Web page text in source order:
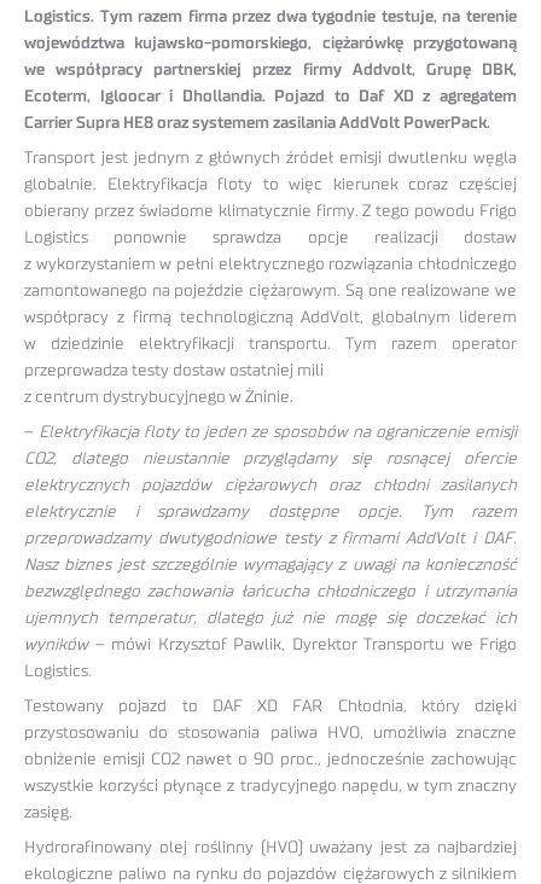
Logistics. Tym razem firma przez dwa tygodnie testuje, na terenie
województwa kujawsko-pomorskiego, ciężarówkę przygotowaną
we współpracy partnerskiej przez firmy Addvolt, Grupę DBK,
Ecoterm, Igloocar i Dhollandia. Pojazd to Daf XD z agregatem
Carrier Supra HE8 oraz systemem zasilania AddVolt PowerPack.
Transport jest jednym z głównych źródeł emisji dwutlenku węgla
globalnie. Elektryfikacja floty to więc kierunek coraz częściej
obierany przez świadome klimatycznie firmy. Z tego powodu Frigo
Logistics ponownie sprawdza opcje realizacji dostaw
z wykorzystaniem w pełni elektrycznego rozwiązania chłodniczego
zamontowanego na pojeździe ciężarowym. Są one realizowane we
współpracy z firmą technologiczną AddVolt, globalnym liderem
w dziedzinie elektryfikacji transportu. Tym razem operator
przeprowadza testy dostaw ostatniej mili
z centrum dystrybucyjnego w Żninie.
– Elektryfikacja floty to jeden ze sposobów na ograniczenie emisji
CO2, dlatego nieustannie przyglądamy się rosnącej ofercie
elektrycznych pojazdów ciężarowych oraz chłodni zasilanych
elektrycznie i sprawdzamy dostępne opcje. Tym razem
przeprowadzamy dwutygodniowe testy z firmami AddVolt i DAF.
Nasz biznes jest szczególnie wymagający z uwagi na konieczność
bezwzględnego zachowania łańcucha chłodniczego i utrzymania
ujemnych temperatur, dlatego już nie mogę się doczekać ich
wyników – mówi Krzysztof Pawlik, Dyrektor Transportu we Frigo
Logistics.
Testowany pojazd to DAF XD FAR Chłodnia, który dzięki
przystosowaniu do stosowania paliwa HVO, umożliwia znaczne
obniżenie emisji CO2 nawet o 90 proc., jednocześnie zachowując
wszystkie korzyści płynące z tradycyjnego napędu, w tym znaczny
zasięg.
Hydrorafinowany olej roślinny (HVO) uważany jest za najbardziej
ekologiczne paliwo na rynku do pojazdów ciężarowych z silnikiem